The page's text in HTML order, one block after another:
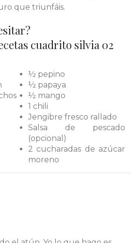
que triunfáis.
½ pepino
½ papaya
½ mango
1 chili
Jengibre fresco rallado
Salsa de pescado
(opcional)
2 cucharadas de azúcar
moreno